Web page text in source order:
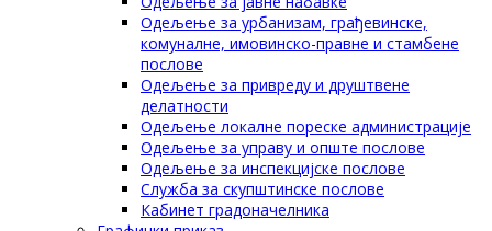
Одељење за урбанизам, грађевинске,
комуналне, имовинско-правне и стамбене
послове
Одељење за привреду и друштвене
делатности
Одељење локалне пореске администрације
Одељење за управу и опште послове
Одељење за инспекцијске послове
Служба за скупштинске послове
Кабинет градоначелника